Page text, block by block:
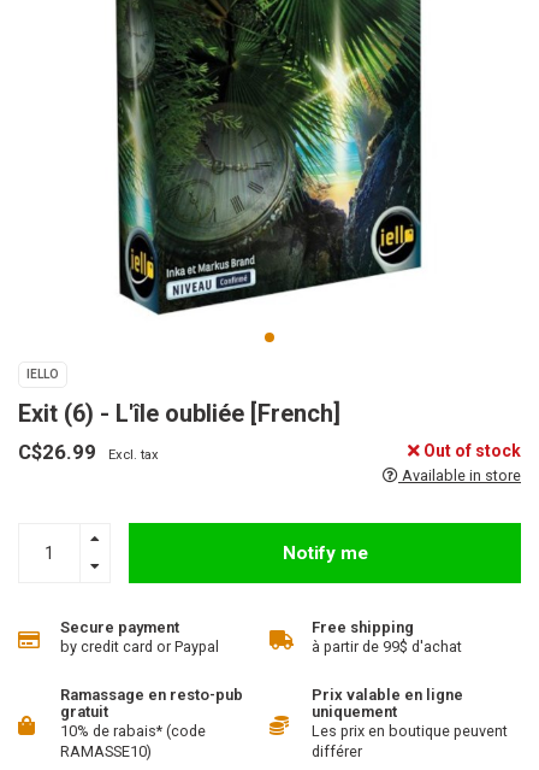
IELLO
Exit (6) - L'île oubliée [French]
C$26.99 Excl. tax Out of stock
Available in store
Notify me
Secure payment
by credit card or Paypal
Free shipping
à partir de 99$ d'achat
Ramassage en resto-pub
gratuit
10% de rabais* (code
RAMASSE10)
Prix valable en ligne
uniquement
Les prix en boutique peuvent
différer